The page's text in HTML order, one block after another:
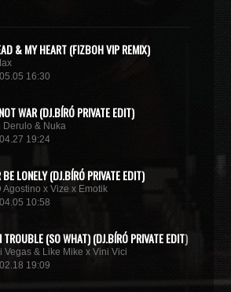
& MY HEART (FIZBOH VIP REMIX)
16:30
WAR (DJ.BÍRÓ PRIVATE EDIT)
Derulo & Nuka
19:24
BE LONELY (DJ.BÍRÓ PRIVATE EDIT)
Agostino x Vize x Emotik
10:58
TROUBLE (SO WHAT) (DJ.BÍRÓ PRIVATE EDIT)
Vegas & Like Mike x Vini Vici
19:09